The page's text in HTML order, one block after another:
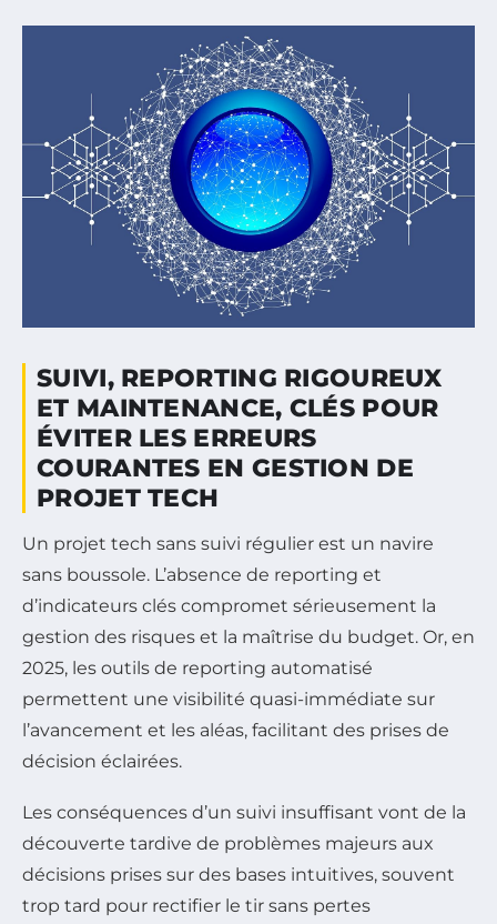
SUIVI, REPORTING RIGOUREUX
ET MAINTENANCE, CLÉS POUR
ÉVITER LES ERREURS
COURANTES EN GESTION DE
PROJET TECH
Un projet tech sans suivi régulier est un navire
sans boussole. L’absence de reporting et
d’indicateurs clés compromet sérieusement la
gestion des risques et la maîtrise du budget. Or, en
2025, les outils de reporting automatisé
permettent une visibilité quasi-immédiate sur
l’avancement et les aléas, facilitant des prises de
décision éclairées.
Les conséquences d’un suivi insuffisant vont de la
découverte tardive de problèmes majeurs aux
décisions prises sur des bases intuitives, souvent
trop tard pour rectifier le tir sans pertes